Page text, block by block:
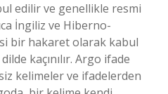
edilir ve genellikle resmi
İngiliz ve Hiberno-
bir hakaret olarak kabul
kaçınılır. Argo ifade
kelimeler ve ifadelerden